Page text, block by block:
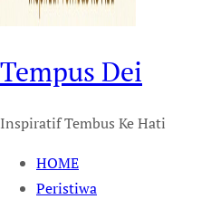
Tempus Dei
Inspiratif Tembus Ke Hati
HOME
Peristiwa